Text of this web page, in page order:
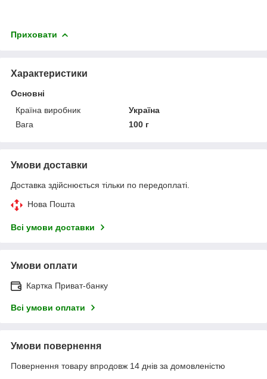
Приховати
Характеристики
Основні
Країна виробник
Україна
Вага
100 г
Умови доставки
Доставка здійснюється тільки по передоплаті.
Нова Пошта
Всі умови доставки
Умови оплати
Картка Приват-банку
Всі умови оплати
Умови повернення
Повернення товару впродовж 14 днів за домовленістю